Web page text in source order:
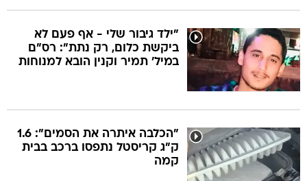
"ילד גיבור שלי - אף פעם לא
ביקשת כלום, רק נתת": רס"ם
במיל' תמיר וקנין הובא למנוחות
"הכלבה איתרה את הסמים": 1.6
ק"ג קריסטל נתפסו ברכב בבית
קמה